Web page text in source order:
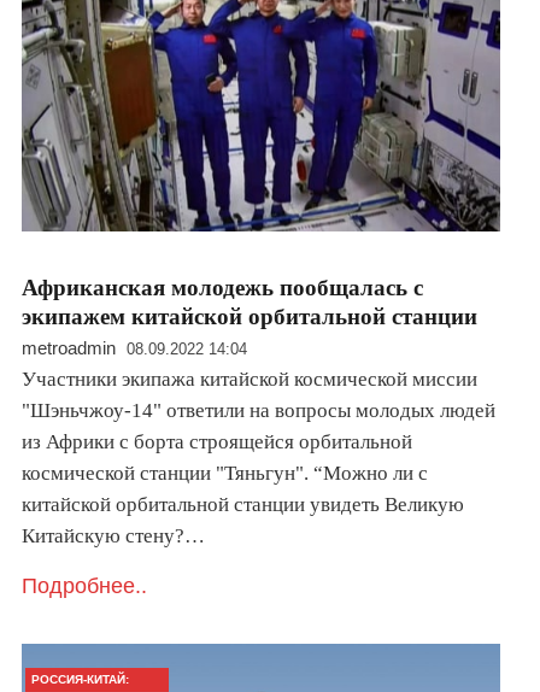
Африканская молодежь пообщалась с
экипажем китайской орбитальной станции
metroadmin 08.09.2022 14:04
Участники экипажа китайской космической миссии
"Шэньчжоу-14" ответили на вопросы молодых людей
из Африки с борта строящейся орбитальной
космической станции "Тяньгун". “Можно ли с
китайской орбитальной станции увидеть Великую
Китайскую стену?…
Подробнее..
РОССИЯ-КИТАЙ: